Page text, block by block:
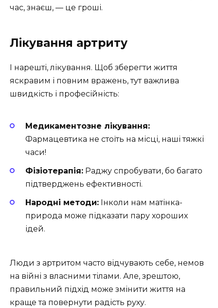
час, знаєш, — це гроші.
Лікування артриту
І нарешті, лікування. Щоб зберегти життя
яскравим і повним вражень, тут важлива
швидкість і професійність:
Медикаментозне лікування:
Фармацевтика не стоїть на місці, наші тяжкі
часи!
Фізіотерапія: Раджу спробувати, бо багато
підтверджень ефективності.
Народні методи: Інколи нам матінка-
природа може підказати пару хороших
ідей.
Люди з артритом часто відчувають себе, немов
на війні з власними тілами. Але, зрештою,
правильний підхід може змінити життя на
краще та повернути радість руху.